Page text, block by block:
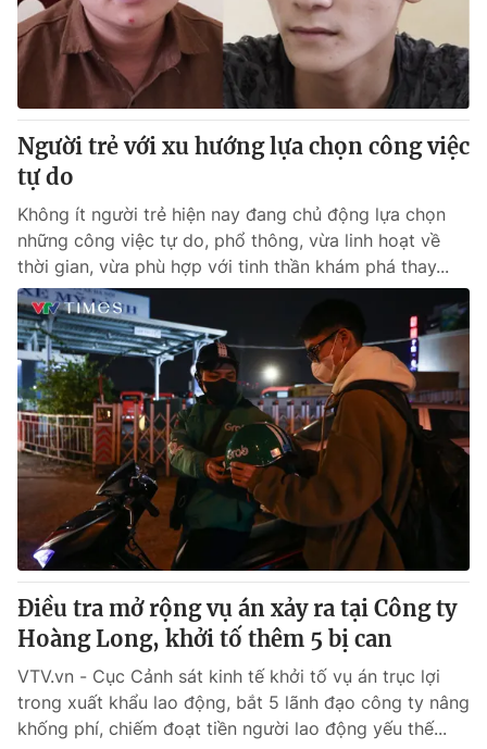
Người trẻ với xu hướng lựa chọn công việc
tự do
Không ít người trẻ hiện nay đang chủ động lựa chọn
những công việc tự do, phổ thông, vừa linh hoạt về
thời gian, vừa phù hợp với tinh thần khám phá thay...
Điều tra mở rộng vụ án xảy ra tại Công ty
Hoàng Long, khởi tố thêm 5 bị can
VTV.vn - Cục Cảnh sát kinh tế khởi tố vụ án trục lợi
trong xuất khẩu lao động, bắt 5 lãnh đạo công ty nâng
khống phí, chiếm đoạt tiền người lao động yếu thế...